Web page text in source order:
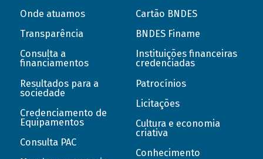
Onde atuamos
Transparência
Consulta a
financiamentos
Resultados para a
sociedade
Credenciamento de
Equipamentos
Consulta PAC
Cartão BNDES
BNDES Finame
Instituições financeiras
credenciadas
Patrocínios
Licitações
Cultura e economia
criativa
Conhecimento